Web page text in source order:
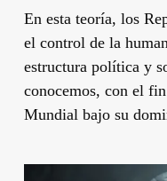
En esta teoría, los
el control de la
estructura política y
conocemos, con el
Mundial bajo su